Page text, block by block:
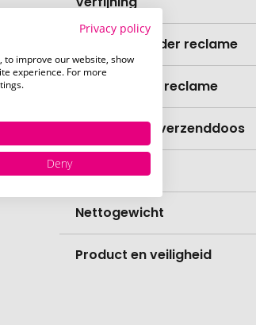
Levertijd zonder reclame
Levertijd met reclame
Hoeveelheid verzenddoos
Nettogewicht
Product en veiligheid
Privacy policy
to improve our website, show
experience. For more
Deny